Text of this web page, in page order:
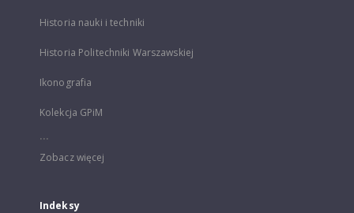
Historia nauki i techniki
Historia Politechniki Warszawskiej
Ikonografia
Kolekcja GPiM
...
Zobacz więcej
Indeksy